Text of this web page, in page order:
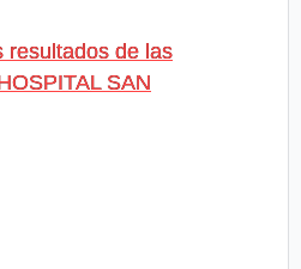
resultados de las
SAN